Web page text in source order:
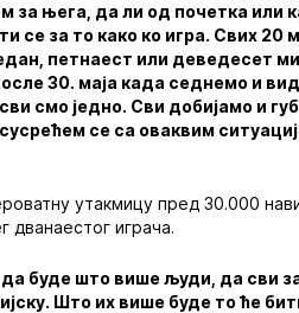
њега, да ли од почетка или
за то како ко игра. Свих 20
петнаест или деведесет
30. маја када седнемо и
смо једно. Сви добијамо и
се са оваквим
утакмицу пред 30.000
дванаестог играча.
буде што више људи, да сви
Што их више буде то ће